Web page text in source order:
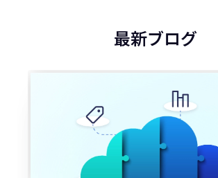
最新ブログ